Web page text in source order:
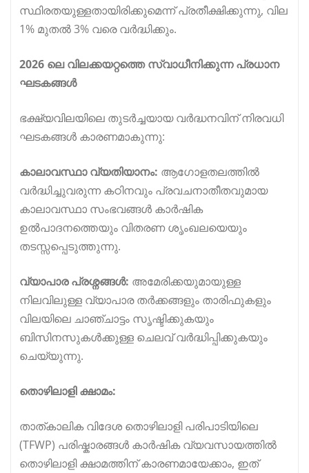
സ്ഥിരതയുള്ളതായിരിക്കുമെന്ന് പ്രതീക്ഷിക്കുന്നു, വില
1% മുതൽ 3% വരെ വർദ്ധിക്കും.
2026 ലെ വിലക്കയറ്റത്തെ സ്വാധീനിക്കുന്ന പ്രധാന
ഘടകങ്ങൾ
ഭക്ഷ്യവിലയിലെ തുടർച്ചയായ വർദ്ധനവിന് നിരവധി
ഘടകങ്ങൾ കാരണമാകുന്നു:
കാലാവസ്ഥാ വ്യതിയാനം: ആഗോളതലത്തിൽ
വർദ്ധിച്ചുവരുന്ന കഠിനവും പ്രവചനാതീതവുമായ
കാലാവസ്ഥാ സംഭവങ്ങൾ കാർഷിക
ഉൽപാദനത്തെയും വിതരണ ശൃംഖലയെയും
തടസ്സപ്പെടുത്തുന്നു.
വ്യാപാര പ്രശ്നങ്ങൾ: അമേരിക്കയുമായുള്ള
നിലവിലുള്ള വ്യാപാര തർക്കങ്ങളും താരിഫുകളും
വിലയിലെ ചാഞ്ചാട്ടം സൃഷ്ടിക്കുകയും
ബിസിനസുകൾക്കുള്ള ചെലവ് വർദ്ധിപ്പിക്കുകയും
ചെയ്യുന്നു.
തൊഴിലാളി ക്ഷാമം:
താത്കാലിക വിദേശ തൊഴിലാളി പരിപാടിയിലെ
(TFWP) പരിഷ്കാരങ്ങൾ കാർഷിക വ്യവസായത്തിൽ
തൊഴിലാളി ക്ഷാമത്തിന് കാരണമായേക്കാം, ഇത്